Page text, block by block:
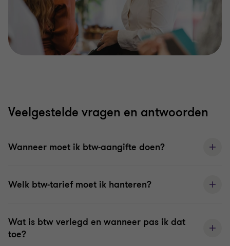
Veelgestelde vragen en antwoorden
Wanneer moet ik btw-aangifte doen?
Welk btw-tarief moet ik hanteren?
Wat is btw verlegd en wanneer pas ik dat
toe?